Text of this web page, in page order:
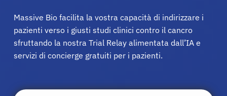
Pazienti
Massive Bio facilita la vostra capacità di indirizzare i
pazienti verso i giusti studi clinici contro il cancro
sfruttando la nostra Trial Relay alimentata dall’IA e
servizi di concierge gratuiti per i pazienti.